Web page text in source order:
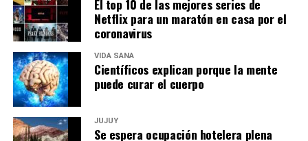
El top 10 de las mejores series de
Netflix para un maratón en casa por el
coronavirus
VIDA SANA
Científicos explican porque la mente
puede curar el cuerpo
JUJUY
Se espera ocupación hotelera plena